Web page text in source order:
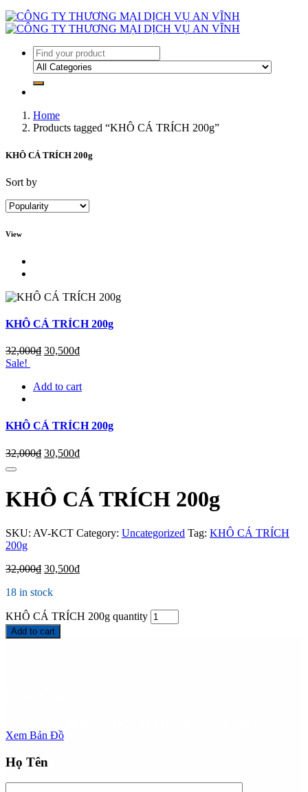
Home
Products tagged “KHÔ CÁ TRÍCH 200g”
KHÔ CÁ TRÍCH 200g
Sort by
View
KHÔ CÁ TRÍCH 200g
32,000₫ 30,500₫
Sale!
Add to cart
KHÔ CÁ TRÍCH 200g
32,000₫ 30,500₫
KHÔ CÁ TRÍCH 200g
SKU: AV-KCT Category: Uncategorized Tag: KHÔ CÁ TRÍCH
200g
32,000₫ 30,500₫
18 in stock
KHÔ CÁ TRÍCH 200g quantity
Add to cart
Xem Bản Đồ
Họ Tên